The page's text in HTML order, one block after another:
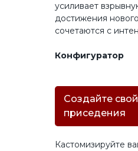
усиливает
достижения
сочетаются с
Конфигуратор
Создайте
приседения
Кастомизируйте